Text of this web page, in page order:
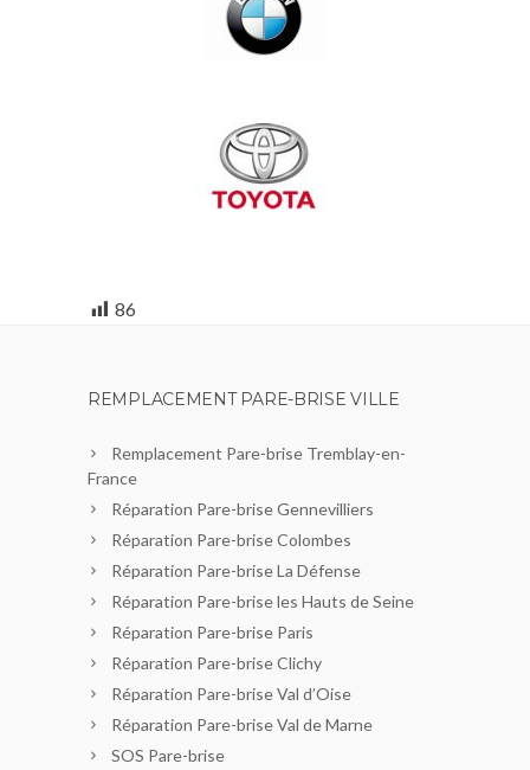
86
REMPLACEMENT PARE-BRISE VILLE
Remplacement Pare-brise Tremblay-en-
France
Réparation Pare-brise Gennevilliers
Réparation Pare-brise Colombes
Réparation Pare-brise La Défense
Réparation Pare-brise les Hauts de Seine
Réparation Pare-brise Paris
Réparation Pare-brise Clichy
Réparation Pare-brise Val d’Oise
Réparation Pare-brise Val de Marne
SOS Pare-brise